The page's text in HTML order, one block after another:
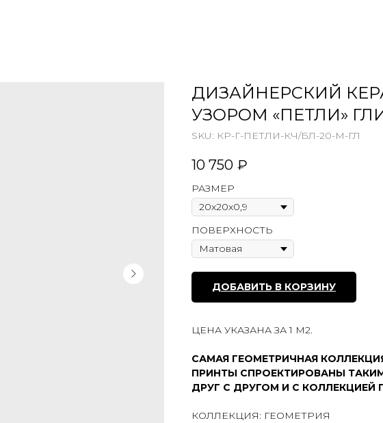
ДИЗАЙНЕРСКИЙ
УЗОРОМ «ПЕТЛИ»
SKU: КР-Г-ПЕТЛИ-КЧ/БЛ-20-М-ГЛ
10 750 ₽
РАЗМЕР
ПОВЕРХНОСТЬ
ДОБАВИТЬ В КОРЗИНУ
ЦЕНА УКАЗАНА ЗА 1 М2.
САМАЯ ГЕОМЕТРИЧНАЯ
ПРИНТЫ СПРОЕКТИРОВАНЫ
ДРУГ С ДРУГОМ И С КОЛЛЕКЦИЕЙ
КОЛЛЕКЦИЯ: ГЕОМЕТРИЯ